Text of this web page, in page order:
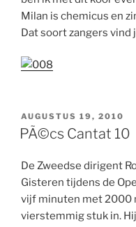
Milan is chemicus en
Dat soort zangers vind
GEPLAATST
OP
AUGUSTUS 19, 2010
PÃ©cs Cantat 10
De Zweedse dirigent
Gisteren tijdens de
vijf minuten met 2000
vierstemmig stuk in.